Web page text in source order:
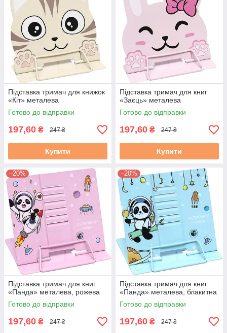
Підставка тримач для книжок
«Кіт» металева
Готово до відправки
197,60 ₴ 247 ₴
Купити
Підставка тримач для книг
«Заєць» металева
Готово до відправки
197,60 ₴ 247 ₴
Купити
–20%
Підставка тримач для книг
«Панда» металева, рожева
Готово до відправки
197,60 ₴ 247 ₴
–20%
Підставка тримач для книг
«Панда» металева, блакитна
Готово до відправки
197,60 ₴ 247 ₴